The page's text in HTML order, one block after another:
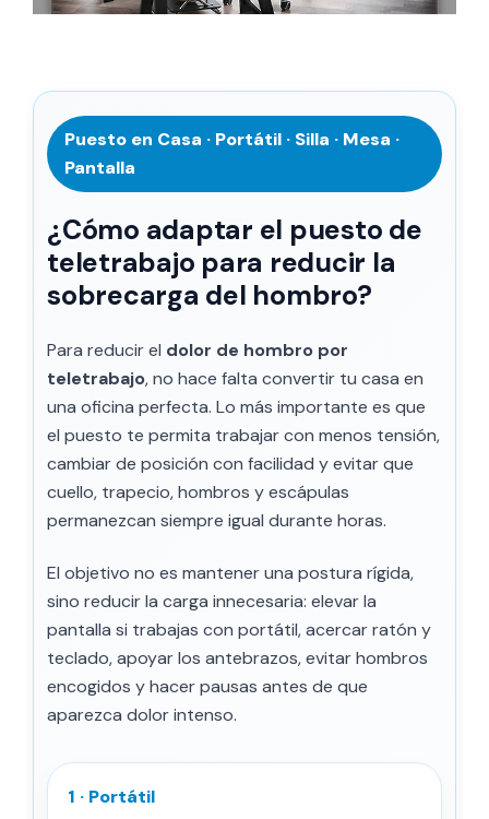
Puesto en Casa · Portátil · Silla · Mesa ·
Pantalla
¿Cómo adaptar el puesto de
teletrabajo para reducir la
sobrecarga del hombro?
Para reducir el dolor de hombro por
teletrabajo, no hace falta convertir tu casa en
una oficina perfecta. Lo más importante es que
el puesto te permita trabajar con menos tensión,
cambiar de posición con facilidad y evitar que
cuello, trapecio, hombros y escápulas
permanezcan siempre igual durante horas.
El objetivo no es mantener una postura rígida,
sino reducir la carga innecesaria: elevar la
pantalla si trabajas con portátil, acercar ratón y
teclado, apoyar los antebrazos, evitar hombros
encogidos y hacer pausas antes de que
aparezca dolor intenso.
1 · Portátil